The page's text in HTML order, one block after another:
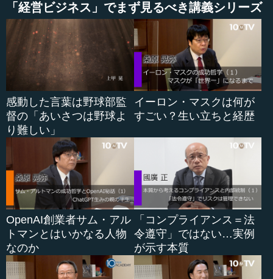
秀才とか英才というのは、とてつもない努力をした人で
あると思っています。典型的なのはヘレン・ケラーさんで
す。三重苦で、いい先生にめぐり会ったということもあり
ますけれど、ご自身の努力は並大抵ではないと思います。
ですから、私が今、教育再生実行会議で常に言っている
ことは、「実力を養え」ということです。努力した人のみ
が勝利者になるということを、私は固く、固く信じている
のです。王貞治さんの練習量も、イチロー選手もそうだと
思うのですが、その積み重ねなのです。そこが違うので
●自分に限界を設けてはいけない
では、私たちにできないのかというと、できないことは
ないのです。あとは、自分の意志と、決断力と行動力、そ
れをうまく組み合わせれば、どなたにでもできるというこ
とです。
「経営ビジネス」でまず見るべき講義シリーズ
感動した言葉は野球部監
督の「あいさつは野球よ
り難しい」
イーロン・マスクは何が
すごい？生い立ちと経歴
OpenAI創業者サム・アル
トマンとはいかなる人物
なのか
「コンプライアンス＝法
令遵守」ではない…実例
が示す本質